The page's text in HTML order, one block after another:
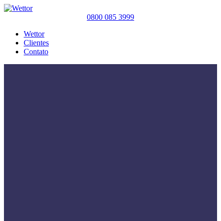
0800 085 3999
Wettor
Clientes
Contato